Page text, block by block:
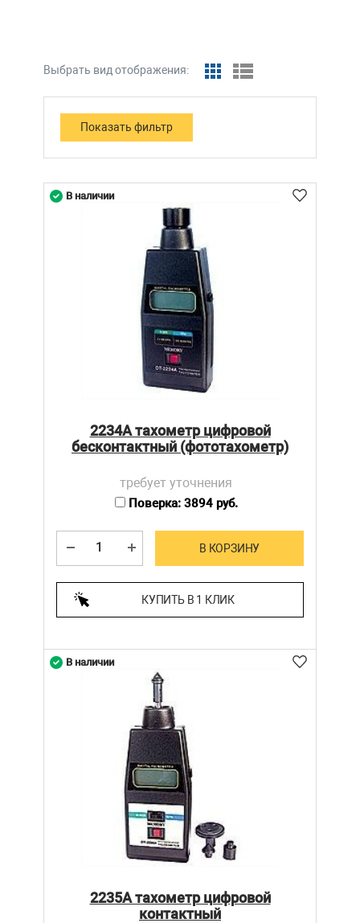
Выбрать вид отображения:
2234А тахометр цифровой
бесконтактный (фототахометр)
требует уточнения
Поверка: 3894 руб.
В КОРЗИНУ
КУПИТЬ В 1 КЛИК
В наличии
2235А тахометр цифровой
контактный
В наличии